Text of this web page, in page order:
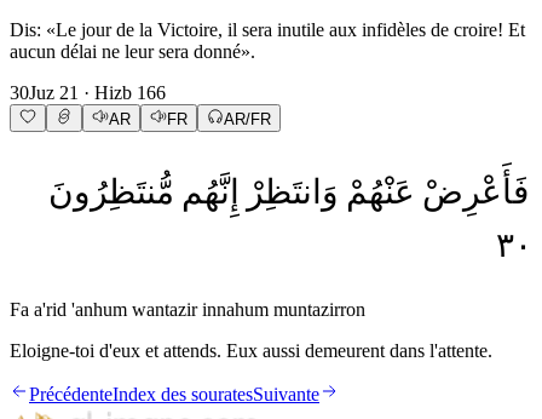
Dis: «Le jour de la Victoire, il sera inutile aux infidèles de croire! Et
aucun délai ne leur sera donné».
30Juz 21 · Hizb 166
AR FR AR/FR
فَأَعْرِضْ عَنْهُمْ وَانتَظِرْ إِنَّهُم مُّنتَظِرُونَ
٣٠
Fa a'rid 'anhum wantazir innahum muntazirron
Eloigne-toi d'eux et attends. Eux aussi demeurent dans l'attente.
PrécédenteIndex des souratesSuivante